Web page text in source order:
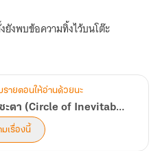
งพบข้อความทิ้งไว้บนโต๊ะ
ยุโรป ยุคจักรกลไอน้ำเฟื่องฟู
นือท้องฟ้า
ดียวที่เดินทางข้ามทางโลกมายังที่
รายตอนให้อ่านด้วยนะ
ราชันเร้นลับ 2 : วัฏจักรแห่งชะตา (Circle of Inevitability)
เรื่องนี้